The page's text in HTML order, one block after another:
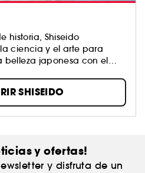
historia, Shiseido
ciencia y el arte para
belleza japonesa con el
resultados
entre cuerpo y
a la vanguardia de la
la marca más
SHISEIDO
y ofertas!
y disfruta de un